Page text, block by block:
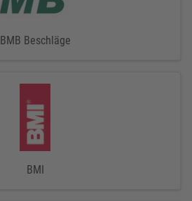
BMB Beschläge
BMI